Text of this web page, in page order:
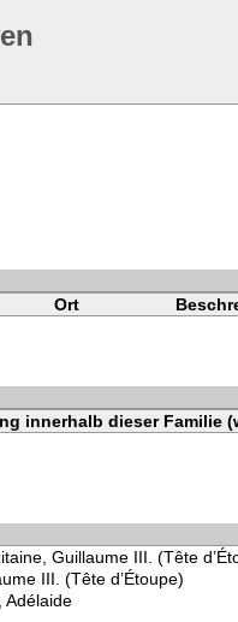
Ort
innerhalb dieser Familie
Guillaume III. (Tête
III. (Tête d’Étoupe)
Adélaide